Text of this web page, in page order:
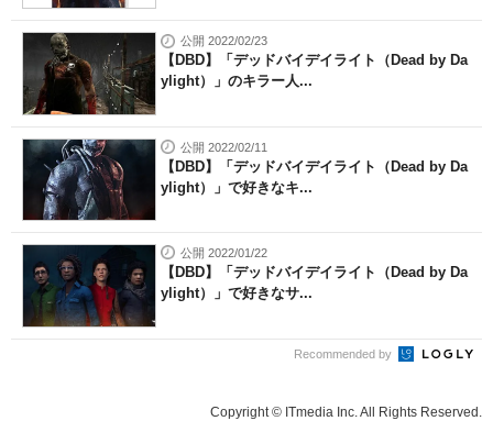
公開 2022/02/23
【DBD】「デッドバイデイライト（Dead by Da
ylight）」のキラー人...
公開 2022/02/11
【DBD】「デッドバイデイライト（Dead by Da
ylight）」で好きなキ...
公開 2022/01/22
【DBD】「デッドバイデイライト（Dead by Da
ylight）」で好きなサ...
Recommended by
Copyright © ITmedia Inc. All Rights Reserved.